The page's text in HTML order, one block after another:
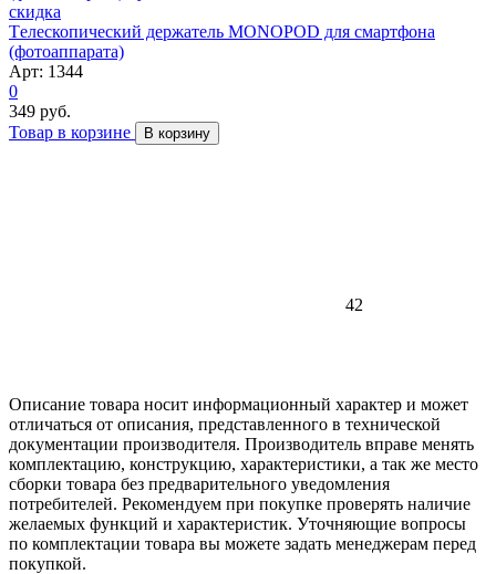
скидка
Tелескопический держатель MONOPOD для смартфона
(фотоаппарата)
Арт: 1344
0
349 руб.
Товар в корзине
В корзину
42
Описание товара носит информационный характер и может
отличаться от описания, представленного в технической
документации производителя. Производитель вправе менять
комплектацию, конструкцию, характеристики, а так же место
сборки товара без предварительного уведомления
потребителей. Рекомендуем при покупке проверять наличие
желаемых функций и характеристик. Уточняющие вопросы
по комплектации товара вы можете задать менеджерам перед
покупкой.